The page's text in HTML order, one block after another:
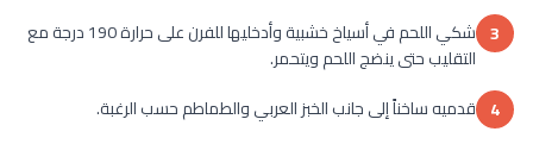
3
شكي اللحم في أسياخ خشبية وأدخليها للفرن على حرارة 190 درجة مع
التقليب حتى ينضج اللحم ويتحمر.
4 قدميه ساخناً إلى جانب الخبز العربي والطماطم حسب الرغبة.